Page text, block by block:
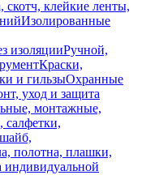
скотч, клейкие ленты,
Изолированные
изоляцииРучной,
Краски,
и гильзыОхранные
уход и защита
монтажные,
полотна, плашки,
индивидуальной